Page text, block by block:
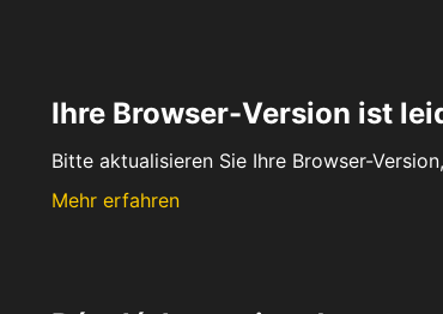
Ihre Browser-Version ist
Bitte aktualisieren Sie Ihre Browser-
Mehr erfahren